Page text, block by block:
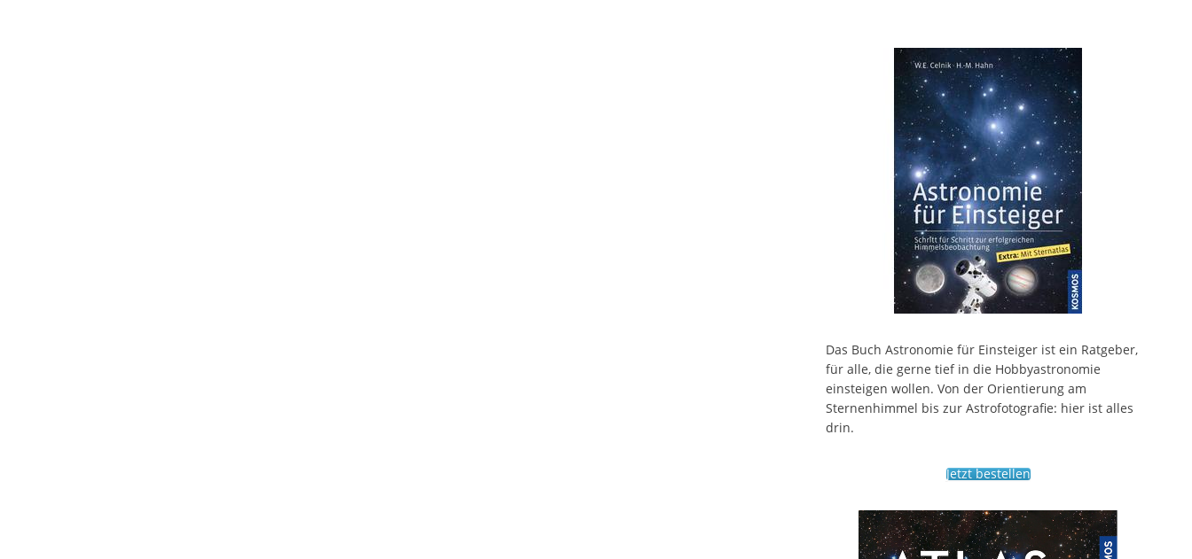
Das Buch Astronomie für Einsteiger ist ein Ratgeber,
für alle, die gerne tief in die Hobbyastronomie
einsteigen wollen. Von der Orientierung am
Sternenhimmel bis zur Astrofotografie: hier ist alles
drin.
Jetzt bestellen